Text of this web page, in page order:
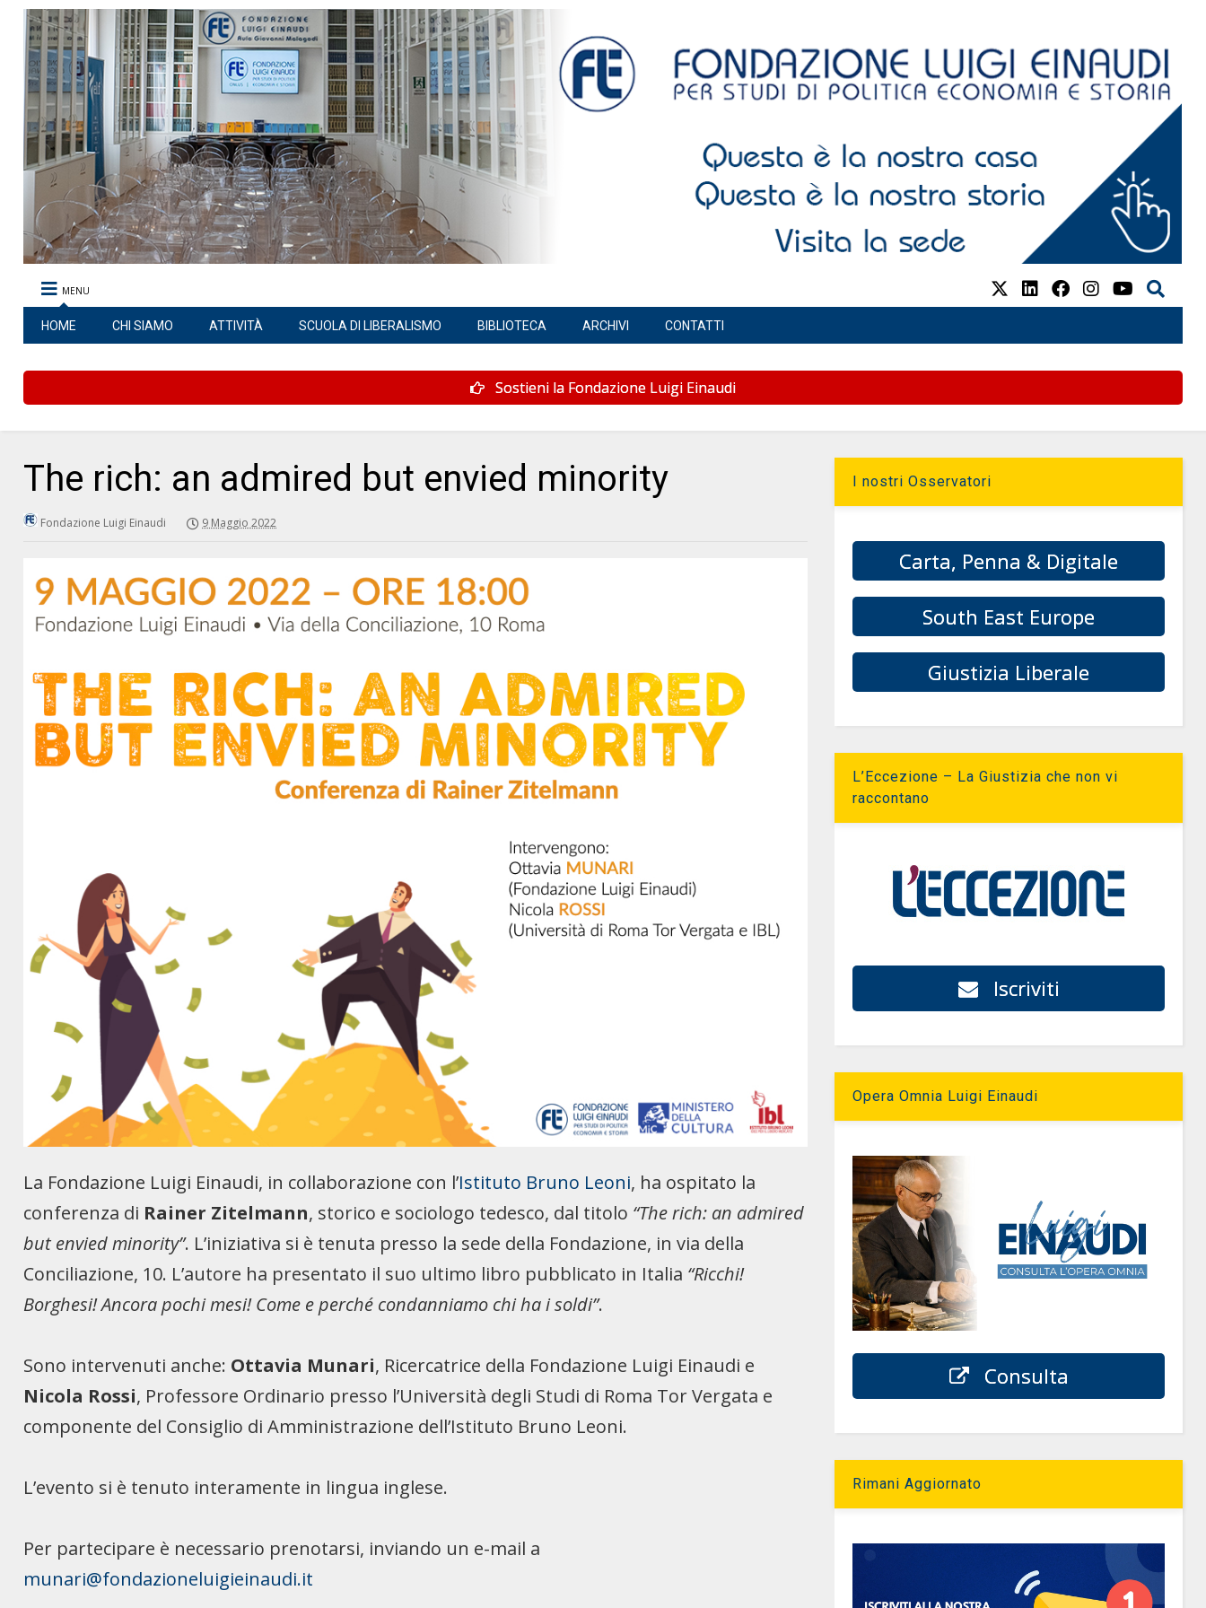
MENU
HOME CHI SIAMO ATTIVITÀ SCUOLA DI LIBERALISMO BIBLIOTECA ARCHIVI CONTATTI
Sostieni la Fondazione Luigi Einaudi
The rich: an admired but envied minority
Fondazione Luigi Einaudi 9 Maggio 2022
La Fondazione Luigi Einaudi, in collaborazione con l’Istituto Bruno Leoni, ha ospitato la
conferenza di Rainer Zitelmann, storico e sociologo tedesco, dal titolo “The rich: an admired
but envied minority”. L’iniziativa si è tenuta presso la sede della Fondazione, in via della
Conciliazione, 10. L’autore ha presentato il suo ultimo libro pubblicato in Italia “Ricchi!
Borghesi! Ancora pochi mesi! Come e perché condanniamo chi ha i soldi”.
Sono intervenuti anche: Ottavia Munari, Ricercatrice della Fondazione Luigi Einaudi e
Nicola Rossi, Professore Ordinario presso l’Università degli Studi di Roma Tor Vergata e
componente del Consiglio di Amministrazione dell’Istituto Bruno Leoni.
L’evento si è tenuto interamente in lingua inglese.
Per partecipare è necessario prenotarsi, inviando un e-mail a
munari@fondazioneluigieinaudi.it
I nostri Osservatori
Carta, Penna & Digitale
South East Europe
Giustizia Liberale
L’Eccezione – La Giustizia che non vi
raccontano
Iscriviti
Opera Omnia Luigi Einaudi
Consulta
Rimani Aggiornato